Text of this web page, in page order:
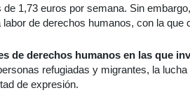
de 1,73 euros por semana. Sin
labor de derechos humanos, con la
de derechos humanos en las que
refugiadas y migrantes, la
de expresión.